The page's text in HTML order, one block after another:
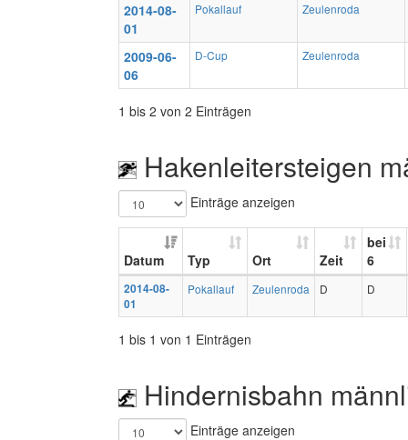
2014-08-
01
Pokallauf Zeulenroda
2009-06-
06
D-Cup Zeulenroda
1 bis 2 von 2 Einträgen
Hakenleitersteigen
Einträge anzeigen
Datum Typ Ort Zeit
bei
6
2014-08-
01
Pokallauf Zeulenroda D D
1 bis 1 von 1 Einträgen
Hindernisbahn
Einträge anzeigen